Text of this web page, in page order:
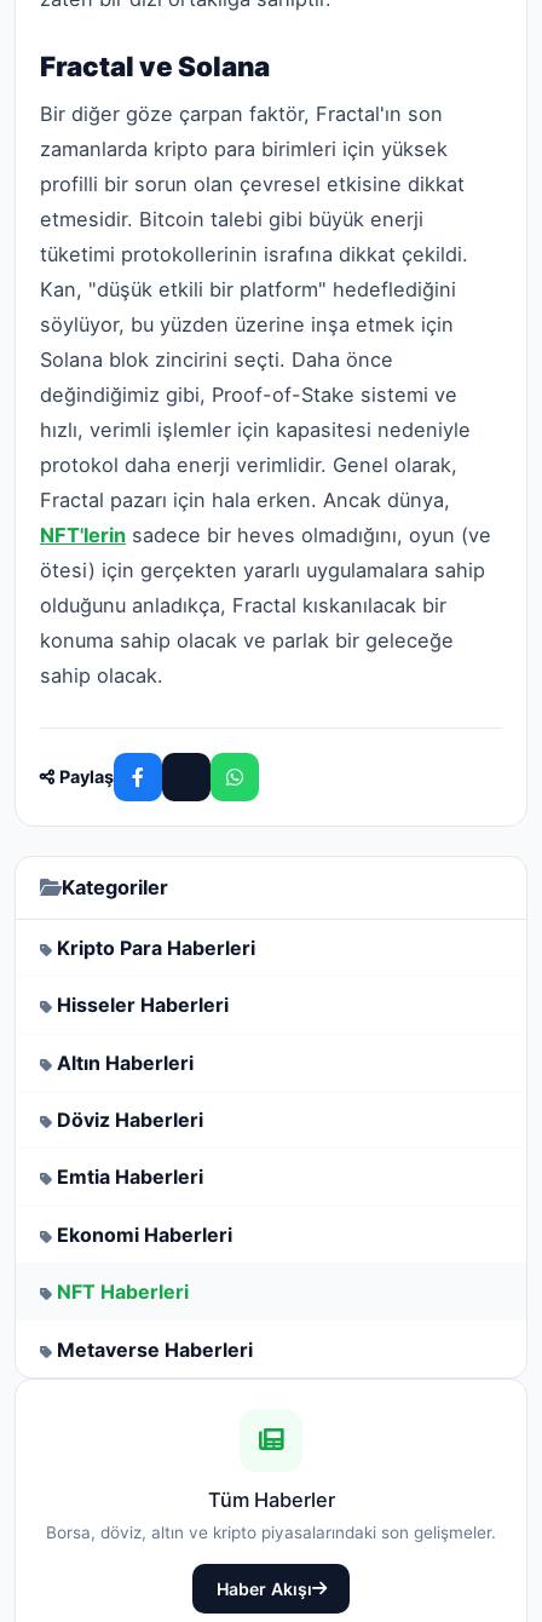
Fractal ve Solana
Bir diğer göze çarpan faktör, Fractal'ın son
zamanlarda kripto para birimleri için yüksek
profilli bir sorun olan çevresel etkisine dikkat
etmesidir. Bitcoin talebi gibi büyük enerji
tüketimi protokollerinin israfına dikkat çekildi.
Kan, "düşük etkili bir platform" hedeflediğini
söylüyor, bu yüzden üzerine inşa etmek için
Solana blok zincirini seçti. Daha önce
değindiğimiz gibi, Proof-of-Stake sistemi ve
hızlı, verimli işlemler için kapasitesi nedeniyle
protokol daha enerji verimlidir. Genel olarak,
Fractal pazarı için hala erken. Ancak dünya,
NFT'lerin sadece bir heves olmadığını, oyun (ve
ötesi) için gerçekten yararlı uygulamalara sahip
olduğunu anladıkça, Fractal kıskanılacak bir
konuma sahip olacak ve parlak bir geleceğe
sahip olacak.
Paylaş
Kategoriler
Kripto Para Haberleri
Hisseler Haberleri
Altın Haberleri
Döviz Haberleri
Emtia Haberleri
Ekonomi Haberleri
NFT Haberleri
Metaverse Haberleri
Tüm Haberler
Borsa, döviz, altın ve kripto piyasalarındaki son gelişmeler.
Haber Akışı